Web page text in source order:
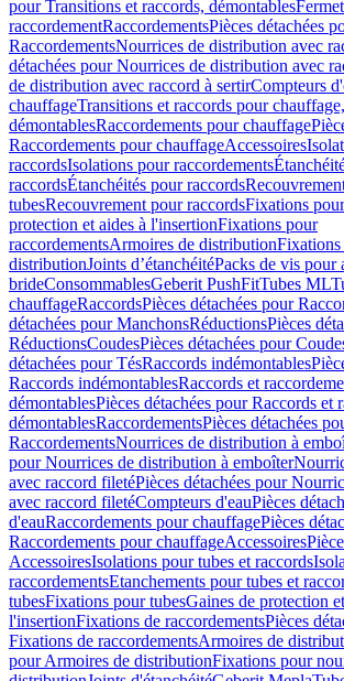
pour Transitions et raccords, démontables
raccordementRaccordementsPièces détachées
RaccordementsNourrices de distribution avec
détachées pour Nourrices de distribution avec
de distribution avec raccord à sertirCompteurs
chauffageTransitions et raccords pour chauffage,
démontablesRaccordements pour chauffage
Raccordements pour chauffageAccessoires
raccordsIsolations pour raccordements
raccordsÉtanchéités pour raccords
tubesRecouvrement pour raccordsFixations
protection et aides à l'insertionFixations pour
raccordementsArmoires de distribution
distributionJoints d’étanchéitéPacks de vis pour
brideConsommablesGeberit PushFitTubes ML
chauffageRaccordsPièces détachées pour
détachées pour ManchonsRéductionsPièces
RéductionsCoudesPièces détachées pour
détachées pour TésRaccords indémontables
Raccords indémontablesRaccords et
démontablesPièces détachées pour Raccords et
démontablesRaccordementsPièces détachées
RaccordementsNourrices de distribution à
pour Nourrices de distribution à emboîter
avec raccord filetéPièces détachées pour
avec raccord filetéCompteurs d'eauPièces
d'eauRaccordements pour chauffagePièces
Raccordements pour chauffageAccessoires
AccessoiresIsolations pour tubes et raccords
raccordementsEtanchements pour tubes et
tubesFixations pour tubesGaines de protection
l'insertionFixations de raccordementsPièces
Fixations de raccordementsArmoires de
pour Armoires de distributionFixations pour